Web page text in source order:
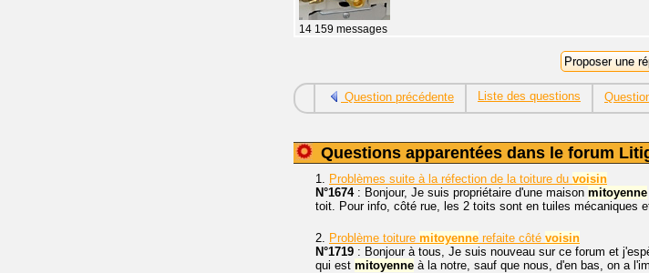
14 159 messages
Question précédente Liste des questions
Questions apparentées dans le forum
1. Problèmes suite à la réfection de la toiture du voisin
N°1674: Bonjour, Je suis propriétaire d'une maison mitoyenne
toit. Pour info, côté rue, les 2 toits sont en tuiles mécaniques
2. Problème toiture mitoyenne refaite côté voisin
N°1719 : Bonjour à tous, Je suis nouveau sur ce forum et
qui est mitoyenne à la notre, sauf que nous, d'en bas, on a